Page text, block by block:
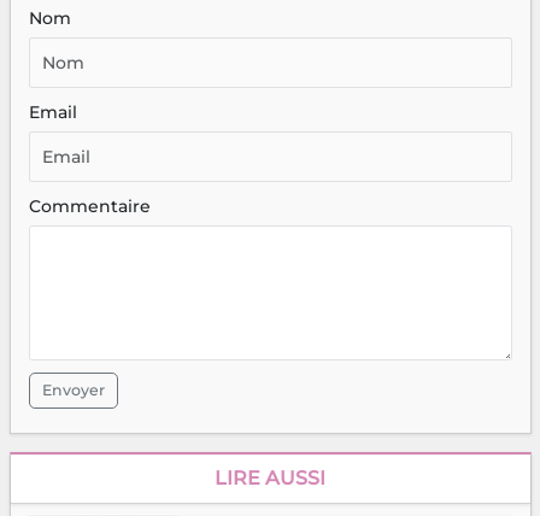
Nom
Email
Commentaire
Envoyer
LIRE AUSSI